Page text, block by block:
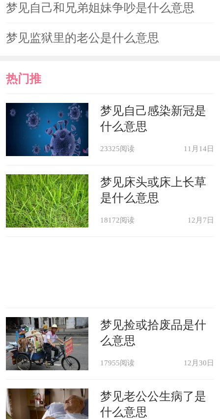
什么意思
梦见自己和兄弟姐妹争吵是什么意思
梦见监狱里的老公是什么意思
热门推
荐
梦见自己感染新冠是
什么意思
23325阅读 11月14日
梦见床头或床上长草
是什么意思
18172阅读 12月7日
梦见捡或拾废品是什
么意思
17955阅读 12月30日
梦见老公公生病了是
什么意思